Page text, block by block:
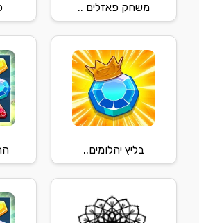
משחק פאזלים ..
בליץ יהלומים..